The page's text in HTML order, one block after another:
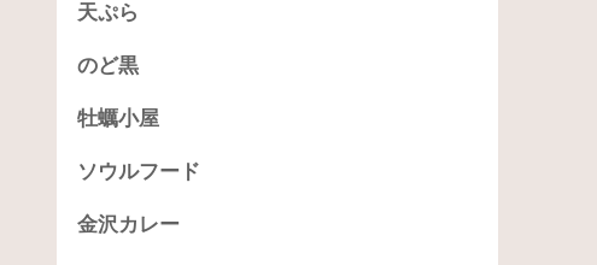
天ぷら
のど黒
牡蠣小屋
ソウルフード
金沢カレー